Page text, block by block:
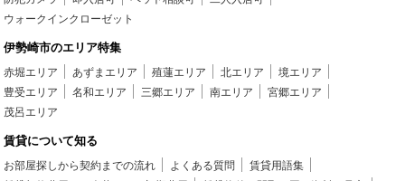
ウォークインクローゼット
伊勢崎市のエリア特集
赤堀エリア あずまエリア 殖蓮エリア 北エリア
境エリア
豊受エリア
名和エリア 三郷エリア 南エリア
宮郷エリア
茂呂エリア
賃貸について知る
お部屋探しから契約までの流れ よくある質問
賃貸用語集